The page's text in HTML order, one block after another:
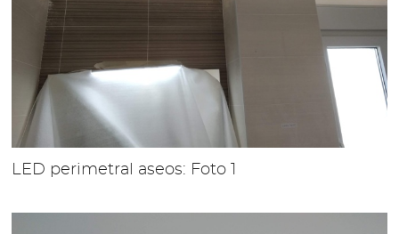
LED perimetral aseos: Foto 1